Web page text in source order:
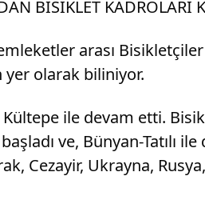
BİSİKLET KADROLARI
arası
olarak biliniyor.
ile devam etti.
ve, Bünyan-Tatılı
Cezayir, Ukrayna,